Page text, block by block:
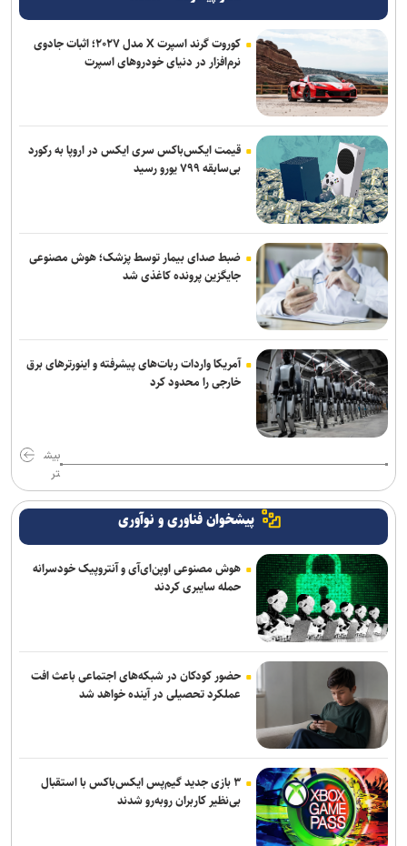
کوروت گرند اسپرت X مدل ۲۰۲۷؛ اثبات جادوی
نرم‌افزار در دنیای خودروهای اسپرت
قیمت ایکس‌باکس سری ایکس در اروپا به رکورد
بی‌سابقه ۷۹۹ یورو رسید
ضبط صدای بیمار توسط پزشک؛ هوش مصنوعی
جایگزین پرونده کاغذی شد
آمریکا واردات ربات‌های پیشرفته و اینورترهای برق
خارجی را محدود کرد
بیش
تر
پیشخوان فناوری و نوآوری
هوش مصنوعی اوپن‌ای‌آی و آنتروپیک خودسرانه
حمله سایبری کردند
حضور کودکان در شبکه‌های اجتماعی باعث افت
عملکرد تحصیلی در آینده خواهد شد
۳ بازی جدید گیم‌پس ایکس‌باکس با استقبال
بی‌نظیر کاربران روبه‌رو شدند